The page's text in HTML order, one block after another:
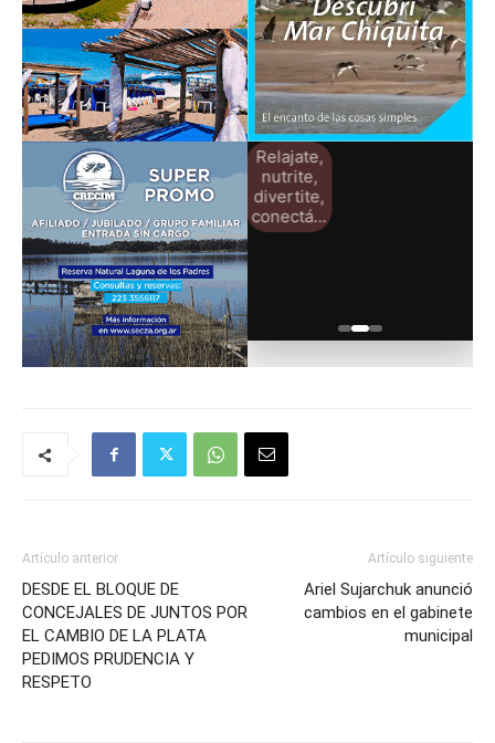
Relajate,
nutrite,
divertite,
conectá...
Artículo anterior
DESDE EL BLOQUE DE
CONCEJALES DE JUNTOS POR
EL CAMBIO DE LA PLATA
PEDIMOS PRUDENCIA Y
RESPETO
Artículo siguiente
Ariel Sujarchuk anunció
cambios en el gabinete
municipal